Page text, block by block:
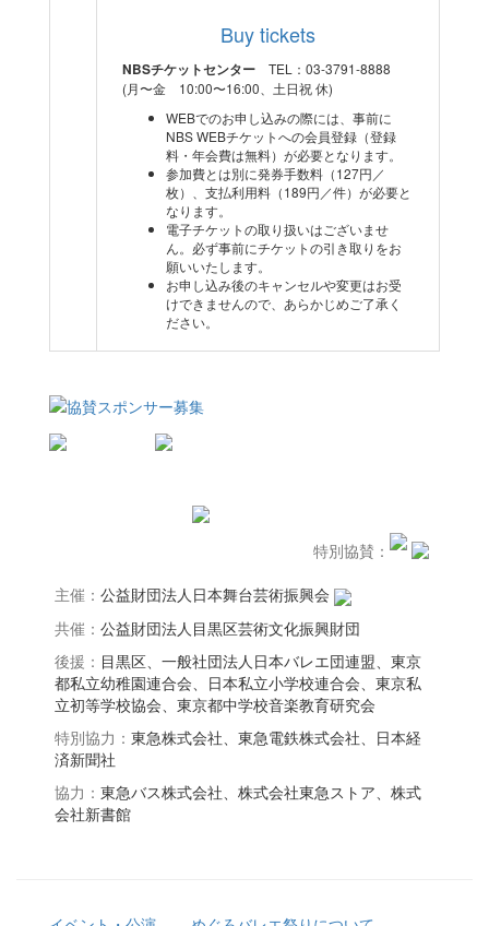
Buy tickets
NBSチケットセンター TEL：03-3791-8888
(月〜金 10:00〜16:00、土日祝 休)
WEBでのお申し込みの際には、事前に
NBS WEBチケットへの会員登録（登録
料・年会費は無料）が必要となります。
参加費とは別に発券手数料（127円／
枚）、支払利用料（189円／件）が必要と
なります。
電子チケットの取り扱いはございませ
ん。必ず事前にチケットの引き取りをお
願いいたします。
お申し込み後のキャンセルや変更はお受
けできませんので、あらかじめご了承く
ださい。
特別協賛：
主催： 公益財団法人日本舞台芸術振興会
共催： 公益財団法人目黒区芸術文化振興財団
後援： 目黒区、一般社団法人日本バレエ団連盟、東京
都私立幼稚園連合会、日本私立小学校連合会、東京私
立初等学校協会、東京都中学校音楽教育研究会
特別協力： 東急株式会社、東急電鉄株式会社、日本経
済新聞社
協力： 東急バス株式会社、株式会社東急ストア、株式
会社新書館